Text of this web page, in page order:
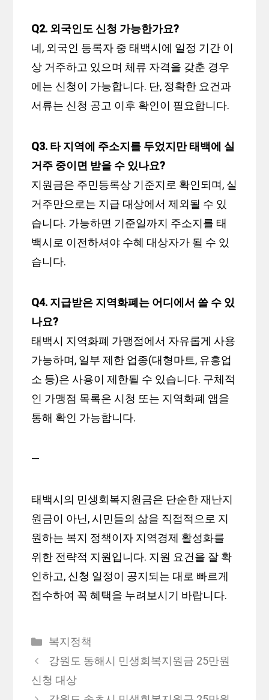
Q2. 외국인도 신청 가능한가요?
네, 외국인 등록자 중 태백시에 일정 기간 이
상 거주하고 있으며 체류 자격을 갖춘 경우
에는 신청이 가능합니다. 단, 정확한 요건과
서류는 신청 공고 이후 확인이 필요합니다.
Q3. 타 지역에 주소지를 두었지만 태백에 실
거주 중이면 받을 수 있나요?
지원금은 주민등록상 기준지로 확인되며, 실
거주만으로는 지급 대상에서 제외될 수 있
습니다. 가능하면 기준일까지 주소지를 태
백시로 이전하셔야 수혜 대상자가 될 수 있
습니다.
Q4. 지급받은 지역화폐는 어디에서 쓸 수 있
나요?
태백시 지역화폐 가맹점에서 자유롭게 사용
가능하며, 일부 제한 업종(대형마트, 유흥업
소 등)은 사용이 제한될 수 있습니다. 구체적
인 가맹점 목록은 시청 또는 지역화폐 앱을
통해 확인 가능합니다.
—
태백시의 민생회복지원금은 단순한 재난지
원금이 아닌, 시민들의 삶을 직접적으로 지
원하는 복지 정책이자 지역경제 활성화를
위한 전략적 지원입니다. 지원 요건을 잘 확
인하고, 신청 일정이 공지되는 대로 빠르게
접수하여 꼭 혜택을 누려보시기 바랍니다.
카
테
고
리
복지정책
강원도 동해시 민생회복지원금 25만원
신청 대상